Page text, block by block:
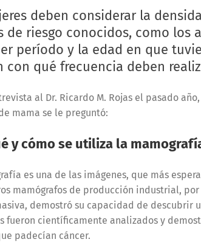
deben considerar la
de riesgo conocidos, como los
período y la edad en que
con qué frecuencia deben
al Dr. Ricardo M. Rojas el pasado
mama se le preguntó:
y cómo se utiliza la
es una de las imágenes, que más
mamógrafos de producción industrial,
demostró su capacidad de descubrir
fueron científicamente analizados y
padecían cáncer.